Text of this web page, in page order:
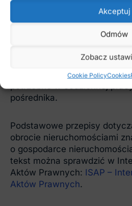
Akceptuj
Odmów
Zobacz
Cookie PolicyCookies
powinny szczególnie zadbać
prawa w obrocie
uporządkować
pośrednika.
Podstawowe przepisy
obrocie nieruchomościami
o gospodarce
tekst można sprawdzić w
Aktów Prawnych: ISAP –
Aktów Prawnych.